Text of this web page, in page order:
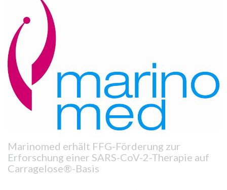
Marinomed erhält FFG-Förderung zur
Erforschung einer SARS-CoV-2-Therapie auf
Carragelose®-Basis